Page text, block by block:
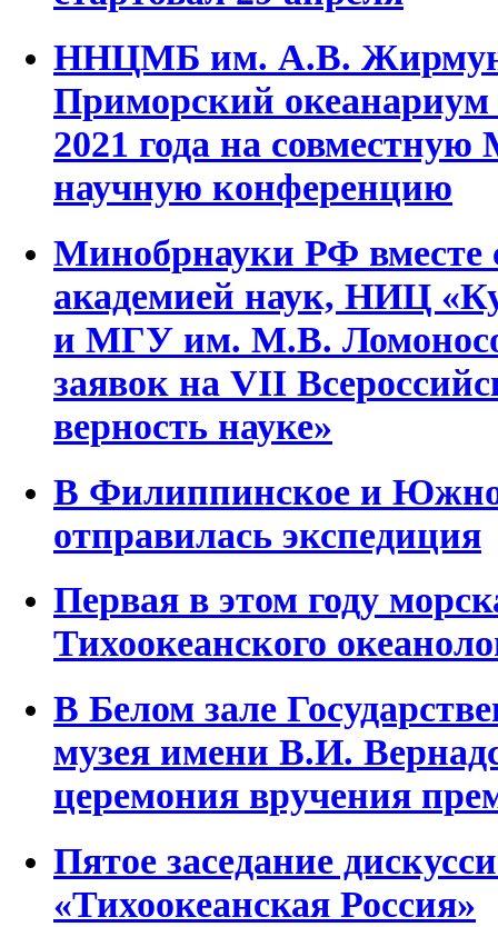
ННЦМБ им. А.В.
Приморский
2021 года на
научную конференцию
Минобрнауки РФ вместе
академией наук, НИЦ
и МГУ им. М.В.
заявок на VII
верность науке»
В Филиппинское и
отправилась экспедиция
Первая в этом году
Тихоокеанского
В Белом зале
музея имени В.И.
церемония вручения
Пятое заседание
«Тихоокеанская Россия»